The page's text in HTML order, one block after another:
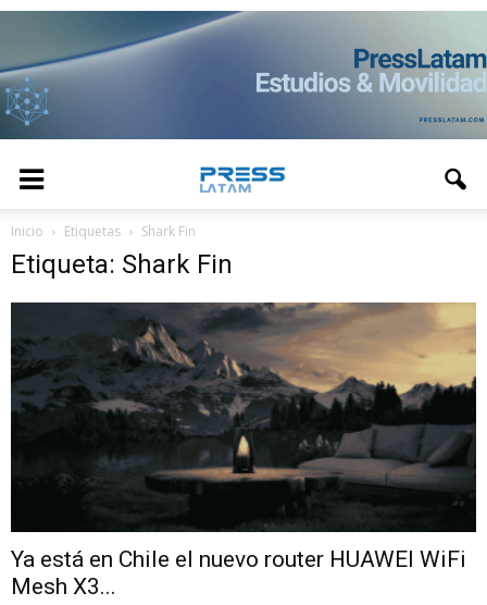
Inicio Etiquetas Shark Fin
Etiqueta: Shark Fin
Ya está en Chile el nuevo router HUAWEI WiFi
Mesh X3...